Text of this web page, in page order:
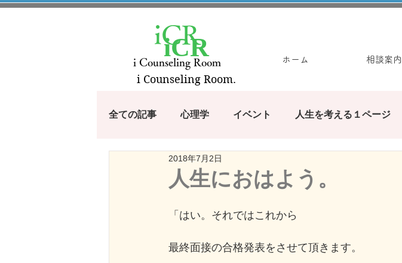
i Counseling Room
iCR
ホーム 相談案内
全ての記事 心理学 イベント 人生を考える１ページ
漫画・アニメから学ぶシリーズ
100のコトバ つぶやき お手軽ワーク
人生におはよう。
2018年7月2日
「はい。それではこれから
最終面接の合格発表をさせて頂きます。
iCR
i Counseling Room.